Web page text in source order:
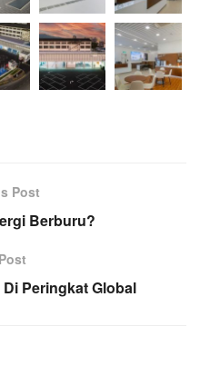
Post
Berburu?
Peringkat Global